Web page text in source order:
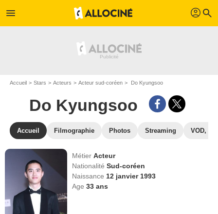
menu profil search
Accueil Stars Acteurs Acteur sud-coréen Do Kyungsoo
Do Kyungsoo
Accueil Filmographie Photos Streaming VOD,
MétierActeur
NationalitéSud-coréen
Naissance 12 janvier 1993
Age33 ans